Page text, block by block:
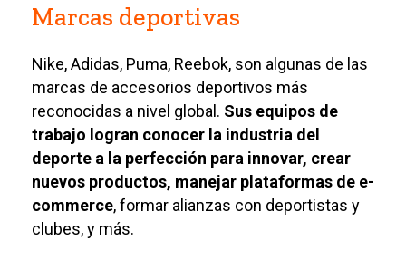
Marcas deportivas
Nike, Adidas, Puma, Reebok, son algunas de las
marcas de accesorios deportivos más
reconocidas a nivel global. Sus equipos de
trabajo logran conocer la industria del
deporte a la perfección para innovar, crear
nuevos productos, manejar plataformas de e-
commerce, formar alianzas con deportistas y
clubes, y más.